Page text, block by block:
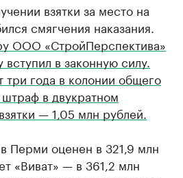
взятки за место на
смягчения наказания.
ООО «СтройПерспектива»
в законную силу.
три года в колонии общего
в двукратном
— 1,05 млн рублей.
Перми оценен в 321,9 млн
«Виват» — в 361,2 млн